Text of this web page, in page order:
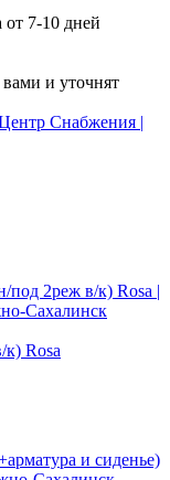
от 7-10 дней
и уточнят
Rosa